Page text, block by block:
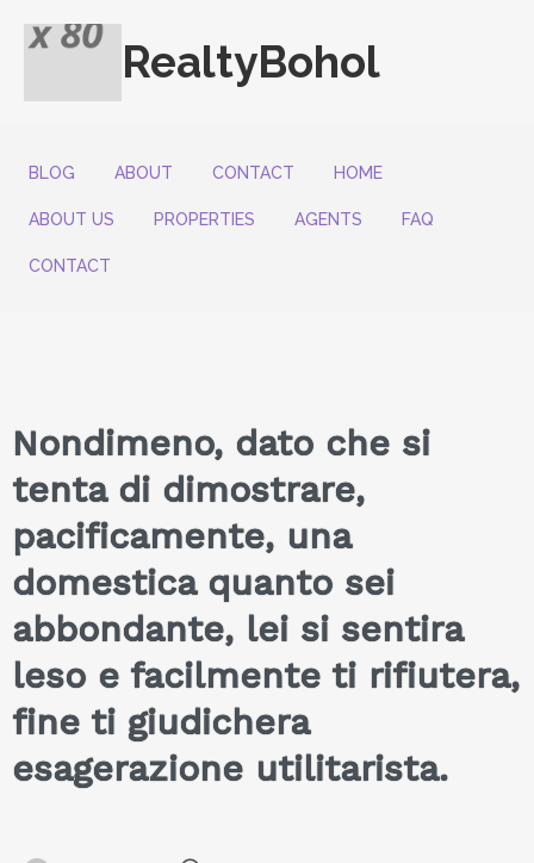
RealtyBohol
BLOG ABOUT CONTACT HOME
ABOUT US PROPERTIES AGENTS FAQ
CONTACT
Nondimeno, dato che si
tenta di dimostrare,
pacificamente, una
domestica quanto sei
abbondante, lei si sentira
leso e facilmente ti rifiutera,
fine ti giudichera
esagerazione utilitarista.